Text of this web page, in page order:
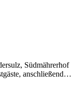
anschließend…